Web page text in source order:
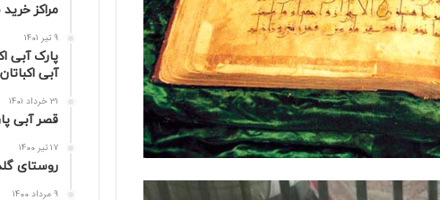
مراکز
9 تیر 1401
پارک آبی
آبی اکباتان
31 خرداد 1401
قصر آبی
17 تیر 1400
روستای
9 مرداد 1400